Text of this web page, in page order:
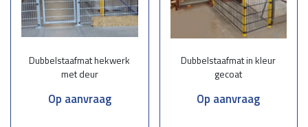
Waarom kiezen voor onze dubbelstaafmatten?
uit hoogwaardig staal en bestand tegen alle weersomstandigheden.
Op maat gemaakt: Wij leveren hekwerken die volledig aansluiten bij uw
Professionele montage:Ons ervaren team zorgt voor een vakkundige
Dubbelstaafmat hekwerk
met deur
Op aanvraag
Dubbelstaafmat in kleur
gecoat
Op aanvraag